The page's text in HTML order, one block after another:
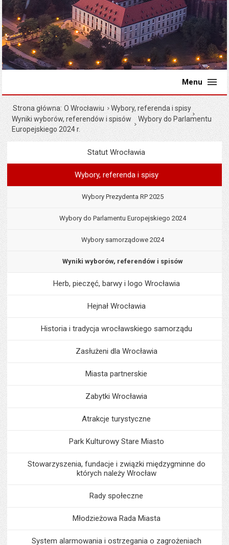
Menu
Strona główna O Wrocławiu
Wybory, referenda i spisy
Wyniki wyborów, referendów i spisów
Wybory do Parlamentu
Europejskiego 2024 r.
MenuO Wrocławiu
Statut Wrocławia
Wybory, referenda i spisy
Wybory Prezydenta RP 2025
Wybory do Parlamentu Europejskiego 2024
Wybory samorządowe 2024
Wyniki wyborów, referendów i spisów
Herb, pieczęć, barwy i logo Wrocławia
Hejnał Wrocławia
Historia i tradycja wrocławskiego samorządu
Zasłużeni dla Wrocławia
Miasta partnerskie
Zabytki Wrocławia
Atrakcje turystyczne
Park Kulturowy Stare Miasto
Stowarzyszenia, fundacje i związki międzygminne do
których należy Wrocław
Rady społeczne
Młodzieżowa Rada Miasta
System alarmowania i ostrzegania o zagrożeniach